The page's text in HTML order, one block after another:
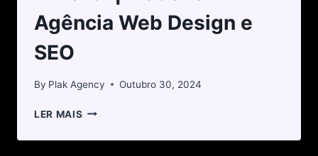
Agência Web Design e
SEO
By Plak Agency Outubro 30, 2024
LER MAIS